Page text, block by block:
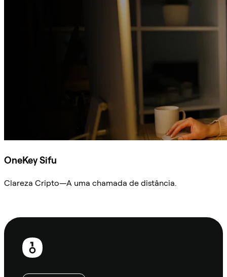
OneKey Sifu
Clareza Cripto—A uma chamada de distância.
Rodapé